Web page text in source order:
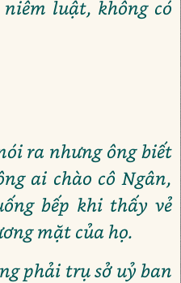
luật, không có
ra nhưng ông biết
ai chào cô Ngân,
bếp khi thấy vẻ
mặt của họ.
phải trụ sở uỷ ban